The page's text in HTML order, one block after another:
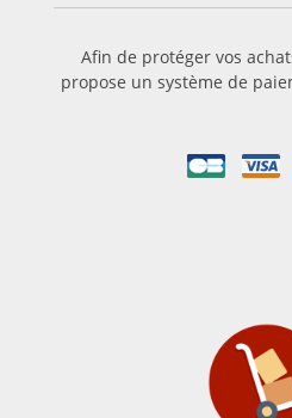
Le vin Pauillac est un vin rouge
années afin d’atteindre son
ce fait avec la viande rouge : le
l’agneau, et certains gibiers tels
également accompagner
Afin de protéger vos
propose un système de